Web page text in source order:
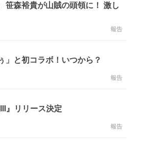
笹森裕貴が山賊の頭領に！ 激し
報告
」と初コラボ！いつから？
報告
』リリース決定
報告